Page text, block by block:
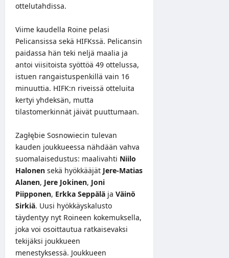
ottelutahdissa.
Viime kaudella Roine pelasi
Pelicansissa sekä HIFKssä. Pelicansin
paidassa hän teki neljä maalia ja
antoi viisitoista syöttöä 49 ottelussa,
istuen rangaistuspenkillä vain 16
minuuttia. HIFK:n riveissä otteluita
kertyi yhdeksän, mutta
tilastomerkinnät jäivät puuttumaan.
Zagłębie Sosnowiecin tulevan
kauden joukkueessa nähdään vahva
suomalaisedustus: maalivahti Niilo
Halonen sekä hyökkääjät Jere-Matias
Alanen, Jere Jokinen, Joni
Piipponen, Erkka Seppälä ja Väinö
Sirkiä. Uusi hyökkäyskalusto
täydentyy nyt Roineen kokemuksella,
joka voi osoittautua ratkaisevaksi
tekijäksi joukkueen
menestyksessä. Joukkueen